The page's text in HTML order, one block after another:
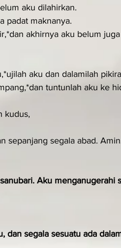
aku dilahirkan.
padat maknanya.
akhirnya aku belum
aku dan dalamilah
tuntunlah aku ke
kudus,
sepanjang segala abad.
Aku menganugerahi
dan segala sesuatu ada